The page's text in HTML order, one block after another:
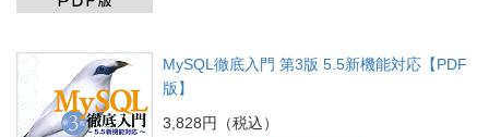
MySQL徹底入門 第3版 5.5新機能対応【PDF
版】
3,828円（税込）